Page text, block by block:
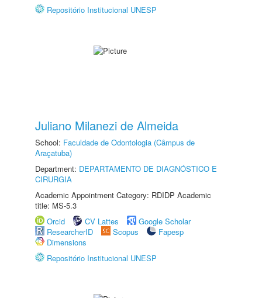
Repositório Institucional UNESP
Juliano Milanezi de Almeida
School: Faculdade de Odontologia (Câmpus de
Araçatuba)
Department: DEPARTAMENTO DE DIAGNÓSTICO E
CIRURGIA
Academic Appointment Category: RDIDP Academic
title: MS-5.3
Orcid
CV Lattes
Google Scholar
ResearcherID
Scopus
Fapesp
Dimensions
Repositório Institucional UNESP